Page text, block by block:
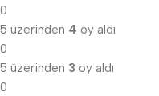
0
5 üzerinden 4 oy aldı
0
5 üzerinden 3 oy aldı
0